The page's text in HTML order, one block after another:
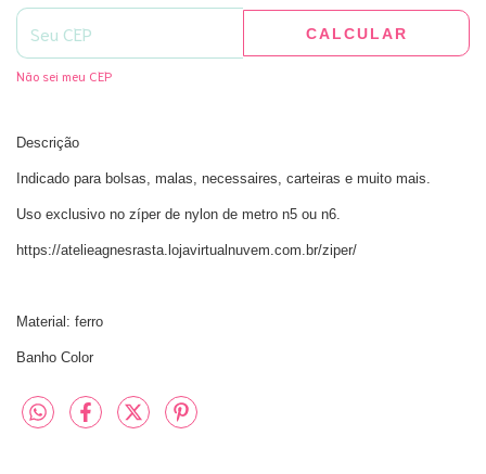
CALCULAR
Não sei meu CEP
Descrição
Indicado para bolsas, malas, necessaires, carteiras e muito mais.
Uso exclusivo no zíper de nylon de metro n5 ou n6.
https://atelieagnesrasta.lojavirtualnuvem.com.br/ziper/
Material: ferro
Banho Color